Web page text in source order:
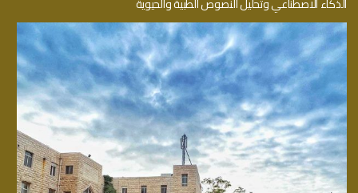
الذكاء الاصطناعي وتحليل النصوص الطبية والحيوية